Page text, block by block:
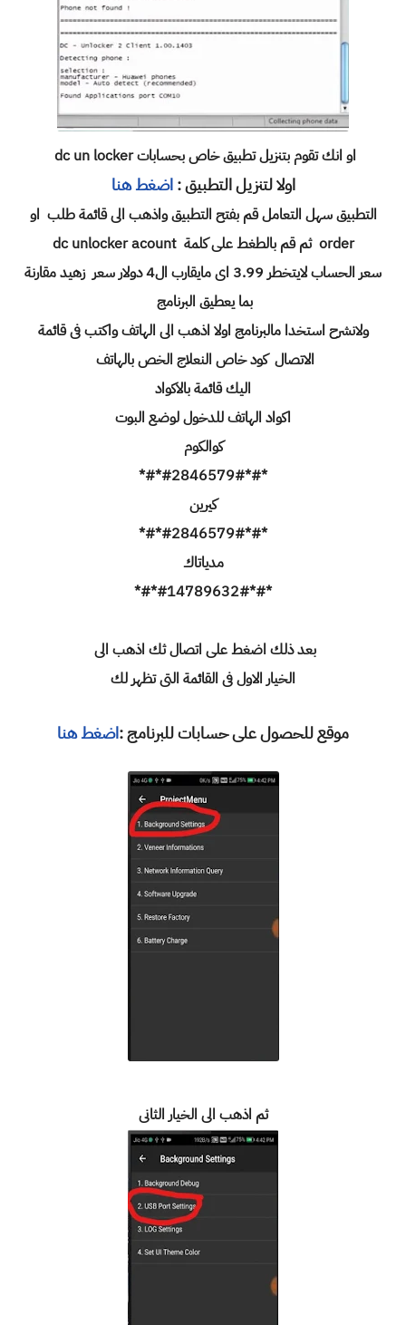
او انك تقوم بتنزيل تطبيق خاص بحسابات dc un locker
اولا لتنزيل التطبيق :اضغط هنا
التطبيق سهل التعامل قم بفتح التطبيق واذهب الى قائمة طلب او
order ثم قم بالطغط على كلمة dc unlocker acount
سعر الحساب لايتخطر 3.99 اى مايقارب ال4 دولار سعر زهيد مقارنة
بما يعطيق البرنامج
ولانشرح استخدا مالبرنامج اولا اذهب الى الهاتف واكتب فى قائمة
الاتصال كود خاص النعلاج الخص بالهاتف
اليك قائمة بالاكواد
اكواد الهاتف للدخول لوضع البوت
كوالكوم
*#*#2846579#*#*
كيرين
*#*#2846579#*#*
مدياتاك
*#*#14789632#*#*
بعد ذلك اضغط على اتصال ثك اذهب الى
الخيار الاول فى القائمة التى تظهر لك
موقع للحصول على حسابات للبرنامج :اضغط هنا
ثم اذهب الى الخيار الثانى